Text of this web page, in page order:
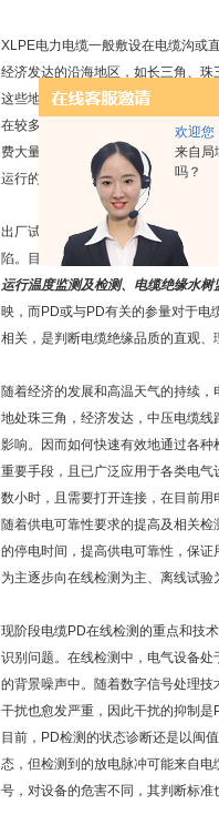
欢迎您
来自局
吗？
XLPE电力电缆一般敷设在电缆沟或
经济发达的沿海地区，如长三角、
这些地区的电缆运行环境恶劣，电
在较多问题。电缆由于敷设于地下
费大量的人力及物力，对供电可靠
运行的可靠性，如何快速有效地通过
出厂试验合格的电缆在搬运及运输
陷。目前，除出厂耐压试验外，电力
运行温度监测及检测、电缆绝缘水树
映，而PD或与PD有关的参量对于电
相关，是判断电缆绝缘品质的直观、
随着经济的发展和高温天气的持续
地处珠三角，经济发达，中压电缆
影响。因而如何快速有效地通过各
重要手段，且已广泛应用于各类电
数小时，且需要打开连接，在目前用
随着供电可靠性要求的提高及相关
的停电时间，提高供电可靠性，保
为主逐步向在线检测为主、离线试验
现阶段电缆PD在线检测的重点和技
识别问题。在线检测中，电气设备
的背景噪声中。随着数字信号处理
干扰也愈发严重，因此干扰的抑制是
目前，PD检测的状态诊断还是以闽
态，但检测到的放电脉冲可能来自
号，对设备的危害不同，其判断标准